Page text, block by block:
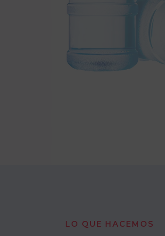
LO QUE HACEMOS